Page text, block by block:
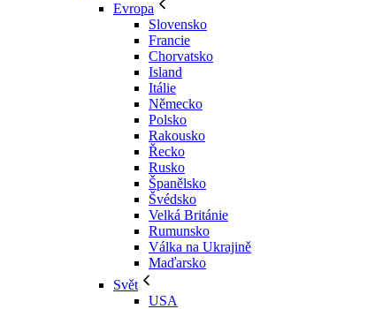
Evropa
Slovensko
Francie
Chorvatsko
Island
Itálie
Německo
Polsko
Rakousko
Řecko
Rusko
Španělsko
Švédsko
Velká Británie
Rumunsko
Válka na Ukrajině
Maďarsko
Svět
USA